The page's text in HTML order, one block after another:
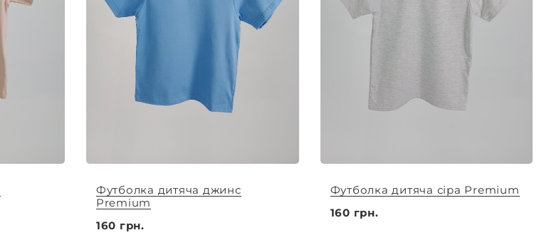
Футболка дитяча джинс
Premium
160 грн.
Футболка дитяча сіра Premium
160 грн.